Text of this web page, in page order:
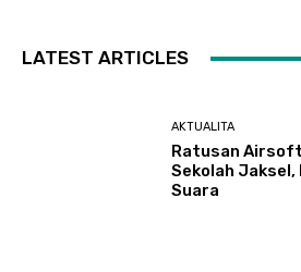
LATEST ARTICLES
AKTUALITA
Ratusan
Sekolah Jaksel,
Suara